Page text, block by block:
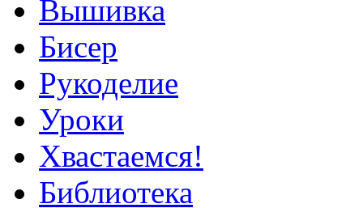
Вышивка
Бисер
Рукоделие
Уроки
Хвастаемся!
Библиотека